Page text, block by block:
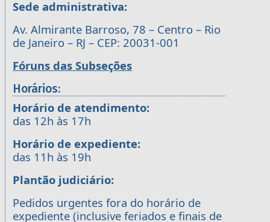
Sede administrativa:
Av. Almirante Barroso, 78 – Centro – Rio
de Janeiro – RJ – CEP: 20031-001
Fóruns das Subseções
Horários:
Horário de atendimento:
das 12h às 17h
Horário de expediente:
das 11h às 19h
Plantão judiciário:
Pedidos urgentes fora do horário de
expediente (inclusive feriados e finais de